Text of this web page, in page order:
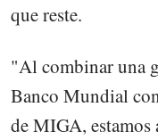
que reste.
"Al combinar una
Banco Mundial
de MIGA, estamos